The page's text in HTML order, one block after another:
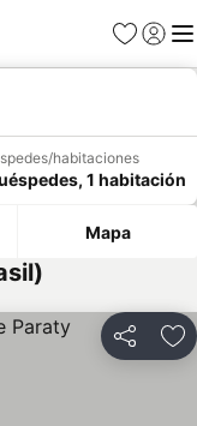
Favoritos
Iniciar
habitaciones
1 habitación
Mapa
Compartir